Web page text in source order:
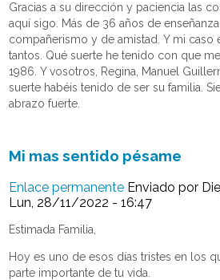
Gracias a su dirección y paciencia las
aquí sigo. Más de 36 años de
compañerismo y de amistad. Y mi caso
tantos. Qué suerte he tenido con que
1986. Y vosotros, Regina, Manuel
suerte habéis tenido de ser su familia.
abrazo fuerte.
Mi mas sentido pésame
Enlace permanente Enviado por
Lun, 28/11/2022 - 16:47
Estimada Familia,
Hoy es uno de esos días tristes en los
parte importante de tu vida.